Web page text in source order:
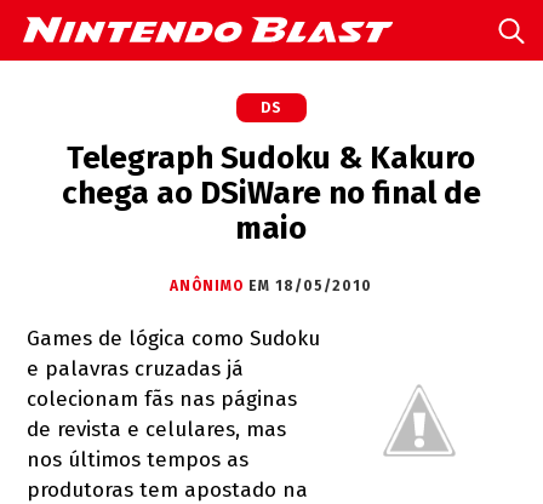
DS
Telegraph Sudoku & Kakuro
chega ao DSiWare no final de
maio
ANÔNIMO EM 18/05/2010
Games de lógica como Sudoku
e palavras cruzadas já
colecionam fãs nas páginas
de revista e celulares, mas
nos últimos tempos as
produtoras tem apostado na